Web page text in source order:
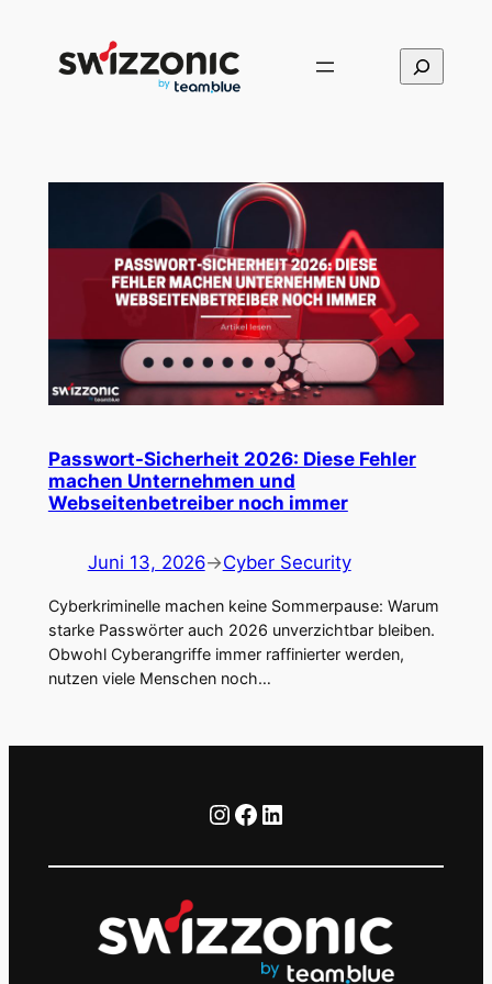
Suchen
Passwort-Sicherheit 2026: Diese Fehler
machen Unternehmen und
Webseitenbetreiber noch immer
Juni 13, 2026→Cyber Security
Cyberkriminelle machen keine Sommerpause: Warum
starke Passwörter auch 2026 unverzichtbar bleiben.
Obwohl Cyberangriffe immer raffinierter werden,
nutzen viele Menschen noch…
Instagram Facebook LinkedIn